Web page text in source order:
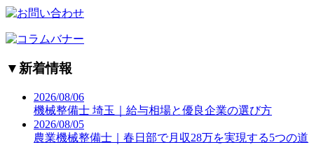
▼新着情報
2026/08/06
機械整備士 埼玉｜給与相場と優良企業の選び方
2026/08/05
農業機械整備士｜春日部で月収28万を実現する5つの道